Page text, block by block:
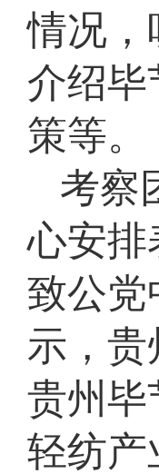
情况，
介绍毕
策等。
考察
心安排
致公党
示，
贵州毕
轻纺产